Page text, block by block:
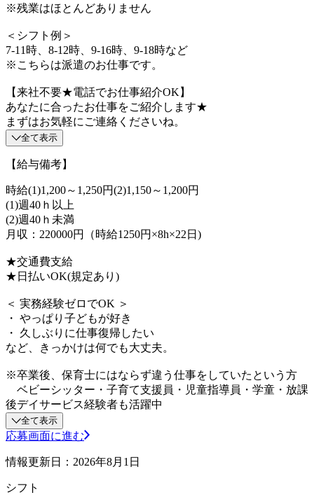
※残業はほとんどありません
＜シフト例＞
7-11時、8-12時、9-16時、9-18時など
※こちらは派遣のお仕事です。
【来社不要★電話でお仕事紹介OK】
あなたに合ったお仕事をご紹介します★
まずはお気軽にご連絡くださいね。
全て表示
【給与備考】
時給(1)1,200～1,250円(2)1,150～1,200円
(1)週40ｈ以上
(2)週40ｈ未満
月収：220000円（時給1250円×8h×22日)
★交通費支給
★日払いOK(規定あり)
＜ 実務経験ゼロでOK ＞
・ やっぱり子どもが好き
・ 久しぶりに仕事復帰したい
など、きっかけは何でも大丈夫。
※卒業後、保育士にはならず違う仕事をしていたという方
ベビーシッター・子育て支援員・児童指導員・学童・放課
後デイサービス経験者も活躍中
全て表示
応募画面に進む
情報更新日：2026年8月1日
シフト